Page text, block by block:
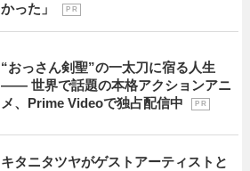
かった」
P R
“おっさん剣聖”の一太刀に宿る人生
―― 世界で話題の本格アクションアニ
メ、Prime Videoで独占配信中
P R
キタニタツヤがゲストアーティストと